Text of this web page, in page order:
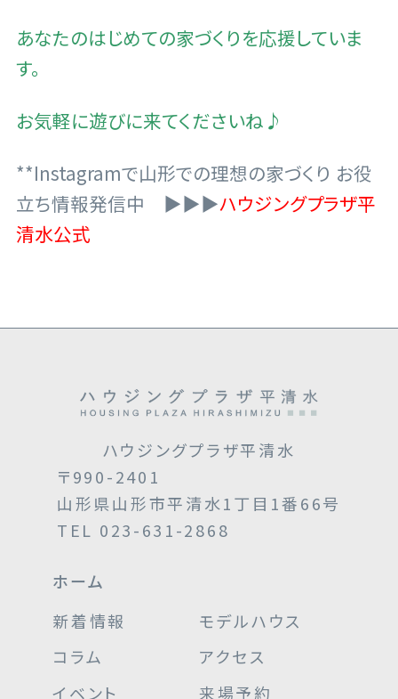
あなたのはじめての家づくりを応援していま
す。
お気軽に遊びに来てくださいね♪
**Instagramで山形での理想の家づくり お役
立ち情報発信中 ▶▶▶ハウジングプラザ平
清水公式
ハウジングプラザ平清水
〒990-2401
山形県山形市平清水1丁目1番66号
TEL 023-631-2868
ホーム
新着情報
コラム
イベント
モデルハウス
アクセス
来場予約